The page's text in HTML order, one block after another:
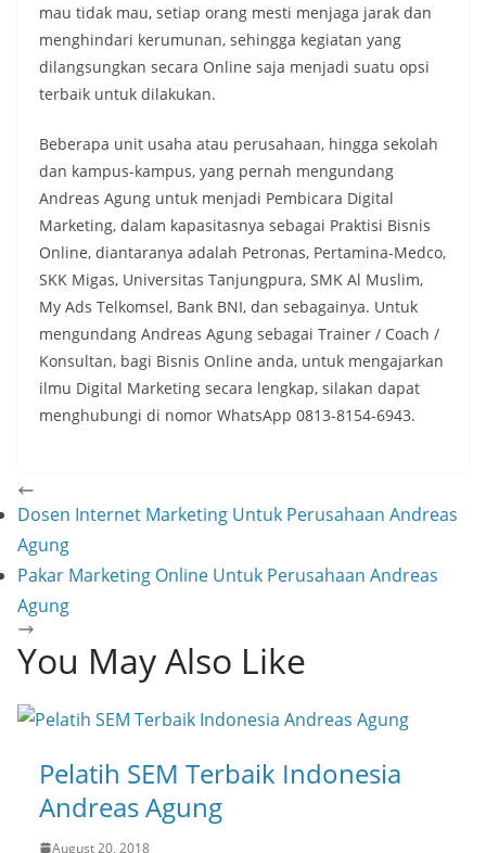
mau tidak mau, setiap orang mesti menjaga jarak dan
menghindari kerumunan, sehingga kegiatan yang
dilangsungkan secara Online saja menjadi suatu opsi
terbaik untuk dilakukan.
Beberapa unit usaha atau perusahaan, hingga sekolah
dan kampus-kampus, yang pernah mengundang
Andreas Agung untuk menjadi Pembicara Digital
Marketing, dalam kapasitasnya sebagai Praktisi Bisnis
Online, diantaranya adalah Petronas, Pertamina-Medco,
SKK Migas, Universitas Tanjungpura, SMK Al Muslim,
My Ads Telkomsel, Bank BNI, dan sebagainya. Untuk
mengundang Andreas Agung sebagai Trainer / Coach /
Konsultan, bagi Bisnis Online anda, untuk mengajarkan
ilmu Digital Marketing secara lengkap, silakan dapat
menghubungi di nomor WhatsApp 0813-8154-6943.
Dosen Internet Marketing Untuk Perusahaan Andreas
Agung
Pakar Marketing Online Untuk Perusahaan Andreas
Agung
You May Also Like
Pelatih SEM Terbaik Indonesia
Andreas Agung
August 20, 2018